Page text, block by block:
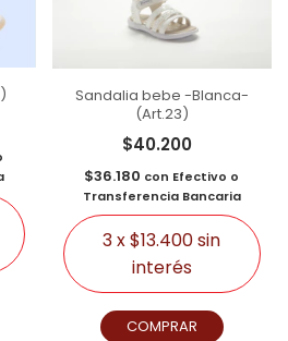
Sandalia bebe -Blanca-
(Art.23)
$40.200
$36.180 con Efectivo o
Transferencia Bancaria
3x$13.400sin
interés
COMPRAR